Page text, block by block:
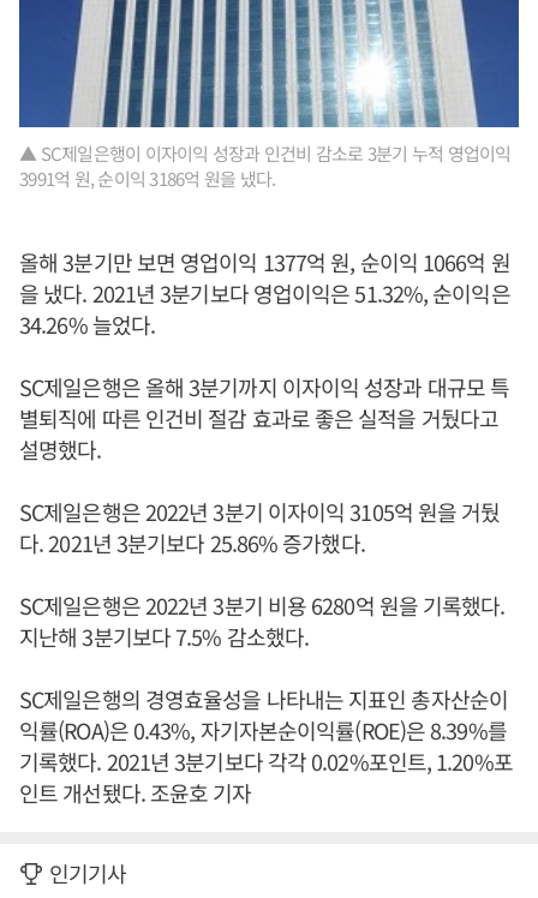
▲ SC제일은행이 이자이익 성장과 인건비 감소로 3분기 누적 영업이익
3991억 원, 순이익 3186억 원을 냈다.
올해 3분기만 보면 영업이익 1377억 원, 순이익 1066억 원
을 냈다. 2021년 3분기보다 영업이익은 51.32%, 순이익은
34.26% 늘었다.
SC제일은행은 올해 3분기까지 이자이익 성장과 대규모 특
별퇴직에 따른 인건비 절감 효과로 좋은 실적을 거뒀다고
설명했다.
SC제일은행은 2022년 3분기 이자이익 3105억 원을 거뒀
다. 2021년 3분기보다 25.86% 증가했다.
SC제일은행은 2022년 3분기 비용 6280억 원을 기록했다.
지난해 3분기보다 7.5% 감소했다.
SC제일은행의 경영효율성을 나타내는 지표인 총자산순이
익률(ROA)은 0.43%, 자기자본순이익률(ROE)은 8.39%를
기록했다. 2021년 3분기보다 각각 0.02%포인트, 1.20%포
인트 개선됐다. 조윤호 기자
인기기사